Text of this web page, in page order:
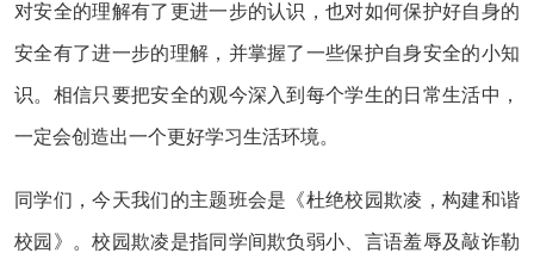
对安全的理解有了更进一步的认识，也对如何保护好自身的
安全有了进一步的理解，并掌握了一些保护自身安全的小知
识。相信只要把安全的观今深入到每个学生的日常生活中，
一定会创造出一个更好学习生活环境。
同学们，今天我们的主题班会是《杜绝校园欺凌，构建和谐
校园》。校园欺凌是指同学间欺负弱小、言语羞辱及敲诈勒